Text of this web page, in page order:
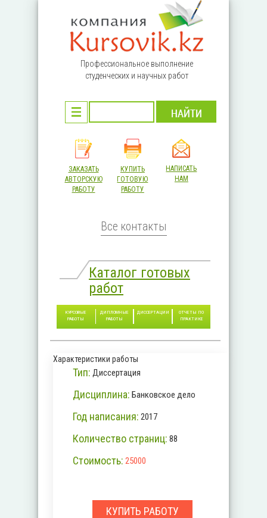
Профессиональное выполнение
студенческих и научных работ
ЗАКАЗАТЬ
АВТОРСКУЮ
РАБОТУ
КУПИТЬ
ГОТОВУЮ
РАБОТУ
НАПИСАТЬ
НАМ
Все контакты
Каталог готовых
работ
КУРСОВЫЕ
РАБОТЫ
ДИПЛОМНЫЕ
РАБОТЫ
ДИССЕРТАЦИИ
ОТЧЕТЫ ПО
ПРАКТИКЕ
Характеристики работы
Тип: Диссертация
Дисциплина: Банковское дело
Год написания: 2017
Количество страниц: 88
Стоимость: 25000
КУПИТЬ РАБОТУ